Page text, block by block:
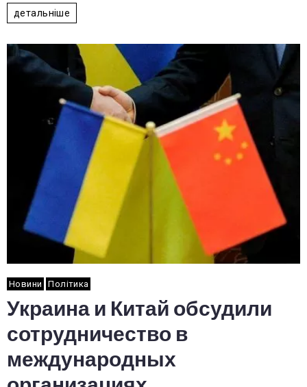
детальніше
Новини Політика
Украина и Китай обсудили
сотрудничество в
международных